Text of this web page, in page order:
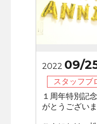
2022 09/
スタッフブ
１周年特別記
がとうござい